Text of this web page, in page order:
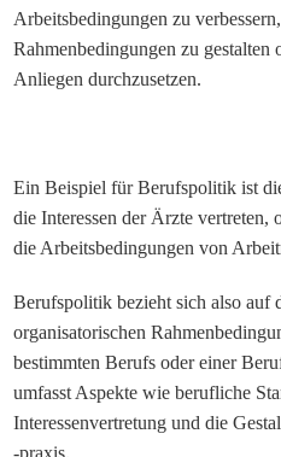
Arbeitsbedingungen zu
Rahmenbedingungen zu gestalten
Anliegen durchzusetzen.
Ein Beispiel für Berufspolitik ist
die Interessen der Ärzte vertreten,
die Arbeitsbedingungen von
Berufspolitik bezieht sich also auf
organisatorischen
bestimmten Berufs oder einer
umfasst Aspekte wie berufliche
Interessenvertretung und die
-praxis.